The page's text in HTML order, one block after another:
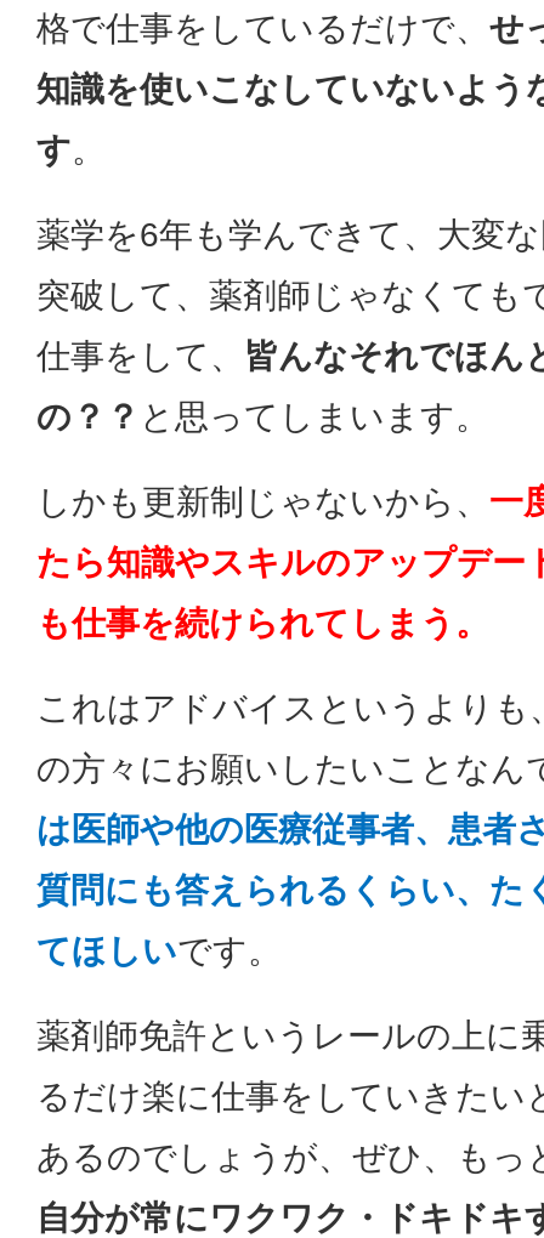
格で仕事をしているだけで、 せ
知識を使いこなしていないよう
す。
薬学を6年も学んできて、大変
突破して、薬剤師じゃなくても
仕事をして、 皆んなそれでほん
の？？ と思ってしまいます。
しかも更新制じゃないから、 一
たら知識やスキルのアップデー
も仕事を続けられてしまう。
これはアドバイスというよりも
の方々にお願いしたいことなん
は医師や他の医療従事者、患者
質問にも答えられるくらい、た
てほしいです。
薬剤師免許というレールの上に
るだけ楽に仕事をしていきたい
あるのでしょうが、ぜひ、もっ
自分が常にワクワク・ドキドキ